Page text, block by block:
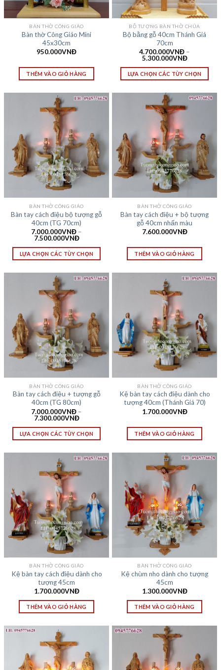
BÀN THỜ CÔNG GIÁO
Bàn thờ Công Giáo Mini
45x30cm
950.000VNĐ
THÊM VÀO GIỎ HÀNG
BỘ TƯỢNG BÀN THỜ CHÚA
Bộ bằng gỗ 40cm Thánh Giá
70cm
4.700.000VNĐ –
5.300.000VNĐ
LỰA CHỌN CÁC TÙY CHỌN
BÀN THỜ CÔNG GIÁO
Bàn tay cách điệu bộ tượng gỗ
40cm (TG 70cm)
7.000.000VNĐ –
7.500.000VNĐ
LỰA CHỌN CÁC TÙY CHỌN
BÀN THỜ CÔNG GIÁO
Bàn tay cách điệu + bộ tượng
gỗ 40cm nhấn màu
7.600.000VNĐ
THÊM VÀO GIỎ HÀNG
BÀN THỜ CÔNG GIÁO
Bàn tay cách điệu + tượng gỗ
40cm (TG 80cm)
7.000.000VNĐ –
7.300.000VNĐ
LỰA CHỌN CÁC TÙY CHỌN
BÀN THỜ CÔNG GIÁO
Kệ bàn tay cách điệu dành cho
tượng 40cm (Thánh Giá 70)
1.700.000VNĐ
THÊM VÀO GIỎ HÀNG
BÀN THỜ CÔNG GIÁO
Kệ bàn tay cách điệu dành cho
tượng 45cm
1.700.000VNĐ
THÊM VÀO GIỎ HÀNG
BÀN THỜ CÔNG GIÁO
Kệ chùm nho dành cho tượng
45cm
1.300.000VNĐ
THÊM VÀO GIỎ HÀNG